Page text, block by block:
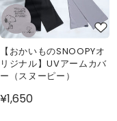
【おかいものSNOOPYオ
リジナル】UVアームカバ
ー（スヌーピー）
¥1,650